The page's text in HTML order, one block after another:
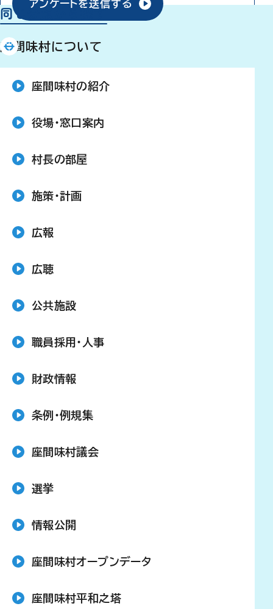
アンケートを送信する
同じ分類から探す
座間味村について
座間味村の紹介
役場・窓口案内
村長の部屋
施策・計画
広報
広聴
公共施設
職員採用・人事
財政情報
条例・例規集
座間味村議会
選挙
情報公開
座間味村オープンデータ
座間味村平和之塔